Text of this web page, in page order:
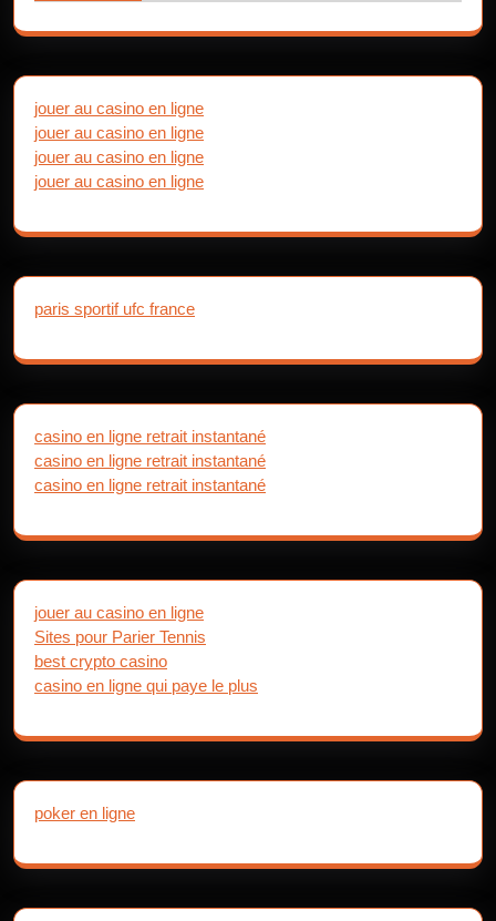
jouer au casino en ligne
jouer au casino en ligne
jouer au casino en ligne
jouer au casino en ligne
paris sportif ufc france
casino en ligne retrait instantané
casino en ligne retrait instantané
casino en ligne retrait instantané
jouer au casino en ligne
Sites pour Parier Tennis
best crypto casino
casino en ligne qui paye le plus
poker en ligne